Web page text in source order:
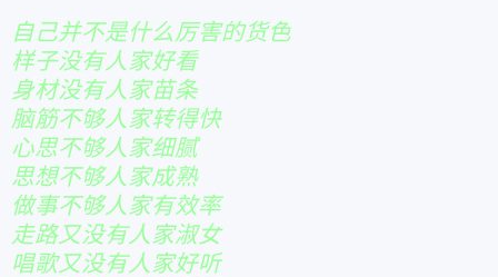
自己并不是什么厉害的货色
样子没有人家好看
身材没有人家苗条
脑筋不够人家转得快
心思不够人家细腻
思想不够人家成熟
做事不够人家有效率
走路又没有人家淑女
唱歌又没有人家好听